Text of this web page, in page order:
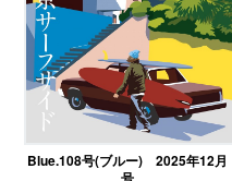
Blue.108号(ブルー) 2025年12月